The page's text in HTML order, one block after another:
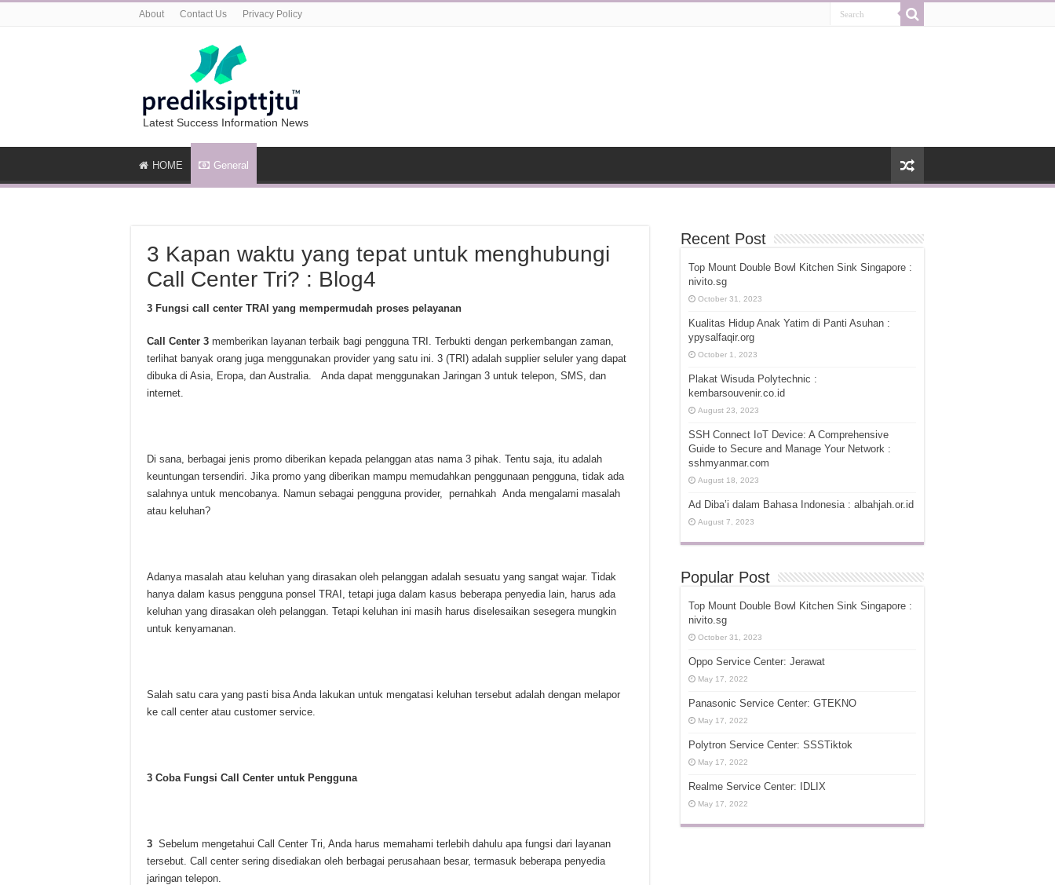
About Contact Us Privacy Policy
Latest Success Information News
HOME General
3 Kapan waktu yang tepat untuk menghubungi
Call Center Tri? : Blog4
3 Fungsi call center TRAI yang mempermudah proses pelayanan
Call Center 3 memberikan layanan terbaik bagi pengguna TRI. Terbukti dengan perkembangan zaman,
terlihat banyak orang juga menggunakan provider yang satu ini. 3 (TRI) adalah supplier seluler yang dapat
dibuka di Asia, Eropa, dan Australia. Anda dapat menggunakan Jaringan 3 untuk telepon, SMS, dan
internet.
Di sana, berbagai jenis promo diberikan kepada pelanggan atas nama 3 pihak. Tentu saja, itu adalah
keuntungan tersendiri. Jika promo yang diberikan mampu memudahkan penggunaan pengguna, tidak ada
salahnya untuk mencobanya. Namun sebagai pengguna provider, pernahkah Anda mengalami masalah
atau keluhan?
Adanya masalah atau keluhan yang dirasakan oleh pelanggan adalah sesuatu yang sangat wajar. Tidak
hanya dalam kasus pengguna ponsel TRAI, tetapi juga dalam kasus beberapa penyedia lain, harus ada
keluhan yang dirasakan oleh pelanggan. Tetapi keluhan ini masih harus diselesaikan sesegera mungkin
untuk kenyamanan.
Salah satu cara yang pasti bisa Anda lakukan untuk mengatasi keluhan tersebut adalah dengan melapor
ke call center atau customer service.
3 Coba Fungsi Call Center untuk Pengguna
3 Sebelum mengetahui Call Center Tri, Anda harus memahami terlebih dahulu apa fungsi dari layanan
tersebut. Call center sering disediakan oleh berbagai perusahaan besar, termasuk beberapa penyedia
jaringan telepon.
Recent Post
Top Mount Double Bowl Kitchen Sink Singapore :
nivito.sg
October 31, 2023
Kualitas Hidup Anak Yatim di Panti Asuhan :
ypysalfaqir.org
October 1, 2023
Plakat Wisuda Polytechnic :
kembarsouvenir.co.id
August 23, 2023
SSH Connect IoT Device: A Comprehensive
Guide to Secure and Manage Your Network :
sshmyanmar.com
August 18, 2023
Ad Diba’i dalam Bahasa Indonesia : albahjah.or.id
August 7, 2023
Popular Post
Top Mount Double Bowl Kitchen Sink Singapore :
nivito.sg
October 31, 2023
Oppo Service Center: Jerawat
May 17, 2022
Panasonic Service Center: GTEKNO
May 17, 2022
Polytron Service Center: SSSTiktok
May 17, 2022
Realme Service Center: IDLIX
May 17, 2022